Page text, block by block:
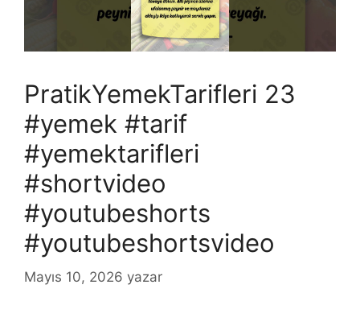
PratikYemekTarifleri 23
#yemek #tarif
#yemektarifleri
#shortvideo
#youtubeshorts
#youtubeshortsvideo
Mayıs 10, 2026 yazar